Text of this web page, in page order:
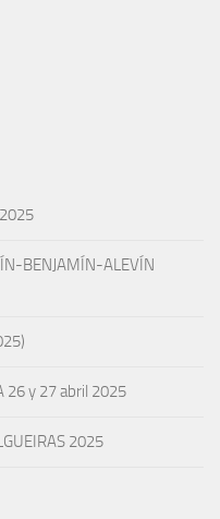
BENJAMÍN-ALEVÍN
26 y 27 abril 2025
2025